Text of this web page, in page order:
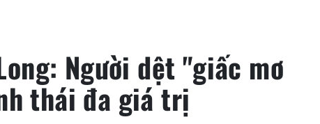
Người dệt "giấc mơ
thái đa giá trị